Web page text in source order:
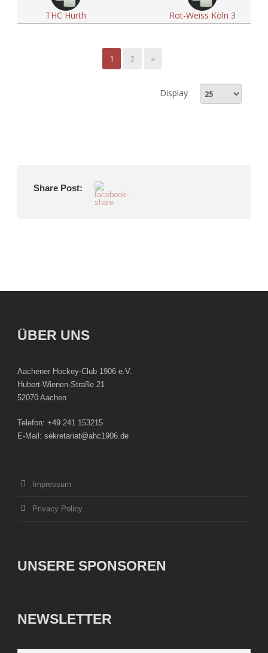
THC Hürth Rot-Weiss Köln 3
1 2 »
Display
Share Post:
ÜBER UNS
Aachener Hockey-Club 1906 e.V.
Hubert-Wienen-Straße 21
52070 Aachen
Telefon: +49 241 153215
E-Mail: sekretariat@ahc1906.de
Impressum
Privacy Policy
UNSERE SPONSOREN
NEWSLETTER